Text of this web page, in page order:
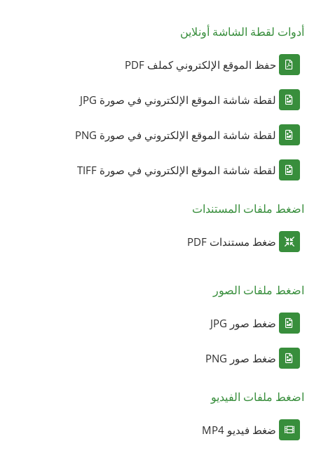
أدوات لقطة الشاشة أونلاين
حفظ الموقع الإلكتروني كملف PDF
لقطة شاشة الموقع الإلكتروني في صورة JPG
لقطة شاشة الموقع الإلكتروني في صورة PNG
لقطة شاشة الموقع الإلكتروني في صورة TIFF
اضغط ملفات المستندات
ضغط مستندات PDF
اضغط ملفات الصور
ضغط صور JPG
ضغط صور PNG
اضغط ملفات الفيديو
ضغط فيديو MP4